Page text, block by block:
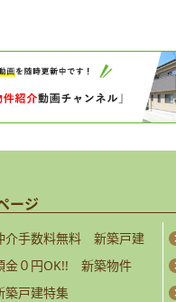
ージ
介手数料無料 新築戸建
金０円OK!! 新築物件
築戸建特集